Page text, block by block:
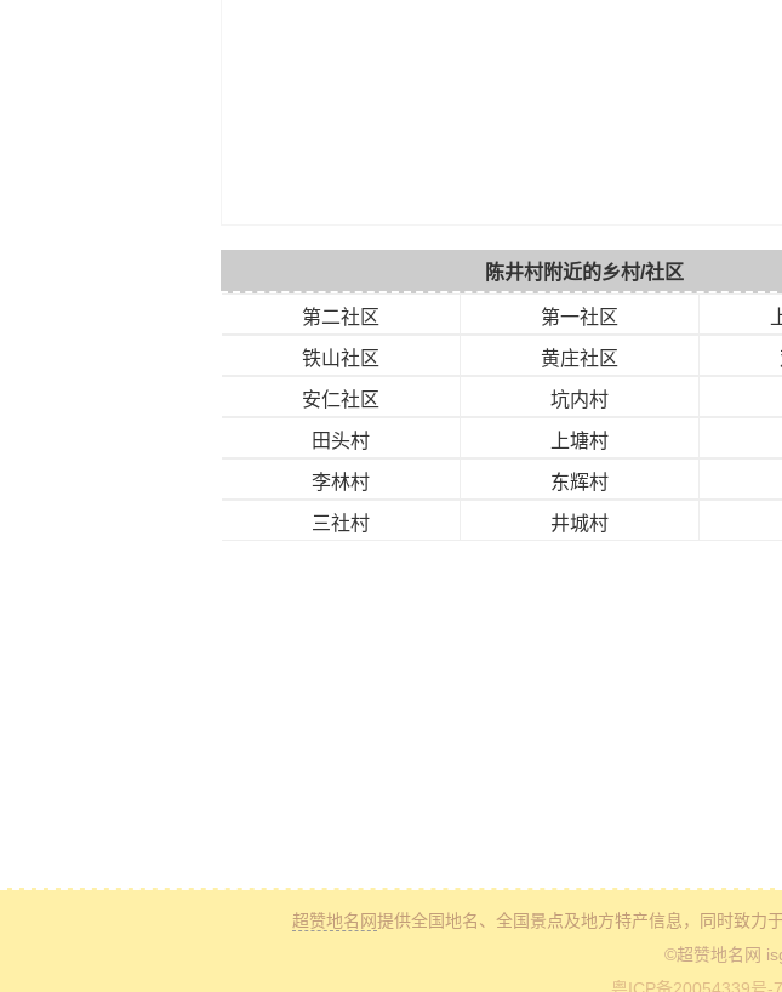
陈井村附近的乡村/社区
第二社区 第一社区
铁山社区
黄庄社区
安仁社区
坑内村
田头村
上塘村
李林村
东辉村
三社村
井城村
超赞地名网提供全国地名、全国景点及地方特产信息 ，同时致力
©超赞地名网